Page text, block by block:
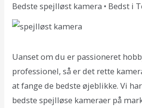
Bedste spejlløst kamera • Bedst i
Uanset om du er passioneret
professionel, så er det rette
at fange de bedste øjeblikke. Vi
bedste spejlløse kameraer på